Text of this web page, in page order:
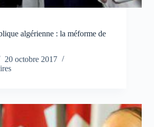
algérienne : la méforme de
20 octobre 2017